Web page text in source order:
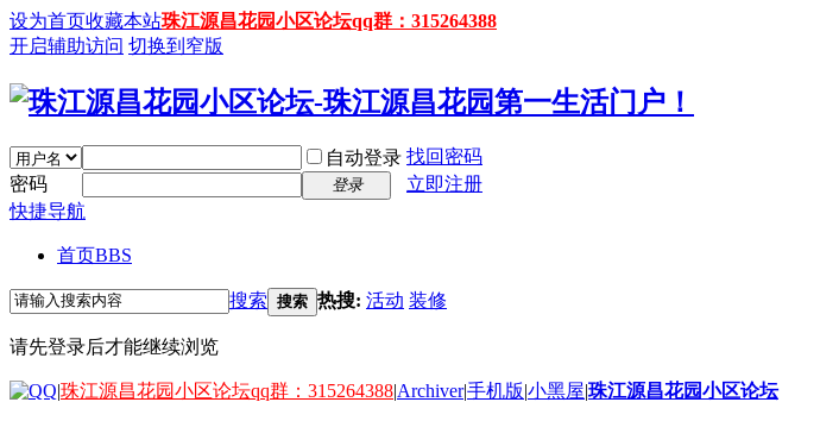
设为首页收藏本站珠江源昌花园小区论坛qq群：315264388
开启辅助访问 切换到窄版
自动登录 找回密码
密码
登录
立即注册
快捷导航
首页BBS
搜索 搜索 热搜: 活动 装修
请先登录后才能继续浏览
|珠江源昌花园小区论坛qq群：315264388|Archiver|手机版|小黑屋|珠江源昌花园小区论坛